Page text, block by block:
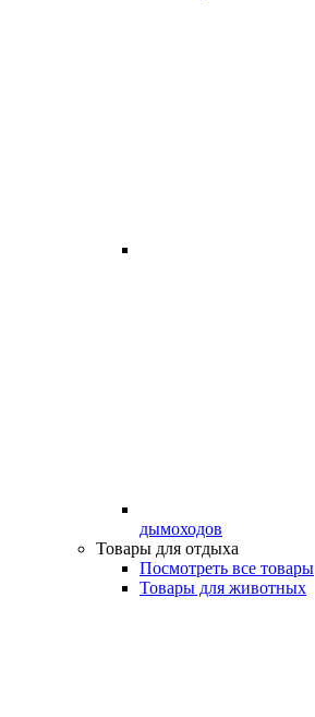
дымоходов
Товары для отдыха
Посмотреть все товары
Товары для животных